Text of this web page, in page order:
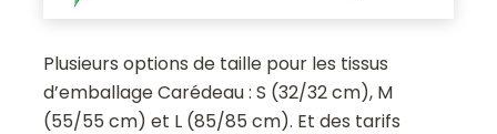
Plusieurs options de taille pour les tissus
d’emballage Carédeau : S (32/32 cm), M
(55/55 cm) et L (85/85 cm). Et des tarifs